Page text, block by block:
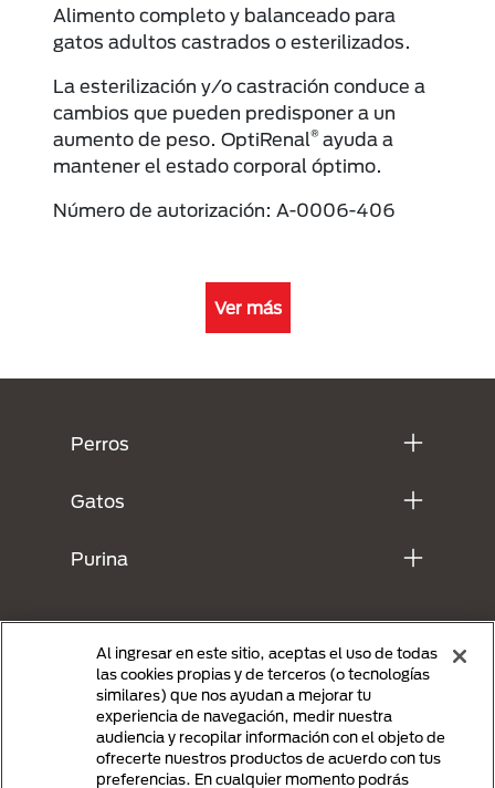
Alimento completo y balanceado para
gatos adultos castrados o esterilizados.
La esterilización y/o castración conduce a
cambios que pueden predisponer a un
aumento de peso. OptiRenal® ayuda a
mantener el estado corporal óptimo.
Número de autorización: A-0006-406
Ver más
Perros
Gatos
Purina
Al ingresar en este sitio, aceptas el uso de todas
las cookies propias y de terceros (o tecnologías
similares) que nos ayudan a mejorar tu
experiencia de navegación, medir nuestra
audiencia y recopilar información con el objeto de
ofrecerte nuestros productos de acuerdo con tus
preferencias. En cualquier momento podrás